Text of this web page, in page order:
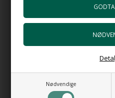
Nødvendige
messing
Gå til varen
HI-TECH
+1.106,00 NOK
Bunnventil